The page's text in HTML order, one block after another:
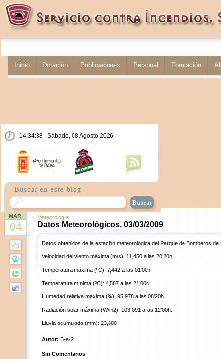
Inicio Dotación Publicaciones Personal Formación
14:34:39 | Sábado, 08 Agosto 2026
MAR
04
Meteorología
Datos Meteorológicos, 03/03/2009
Datos obtenidos de la estación meteorológica del Parque de Bomberos de
Velocidad del viento máxima (m/s): 11,450 a las 20’20h.
Temperatura máxima (ºC): 7,442 a las 01’00h.
Temperatura mínima (ºC): 4,587 a las 21’00h.
Humedad relativa máxima (%): 95,978 a las 08’20h.
Radiación solar máxima (W/m2): 103,091 a las 12’00h.
Lluvia acumulada (mm): 23,800
Autor: B-a-2
Sin Comentarios